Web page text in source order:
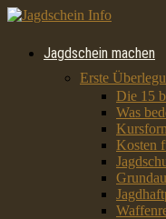
Jagdschein machen
Erste
Die 15
Was
Kosten